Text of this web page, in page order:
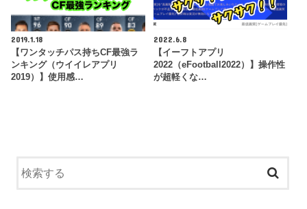
2019.1.18
【ワンタッチパス持ちCF最強ラ
ンキング（ウイイレアプリ
2019）】使用感…
2022.6.8
【イーフトアプリ
2022（eFootball2022）】操作性
が超軽くな…